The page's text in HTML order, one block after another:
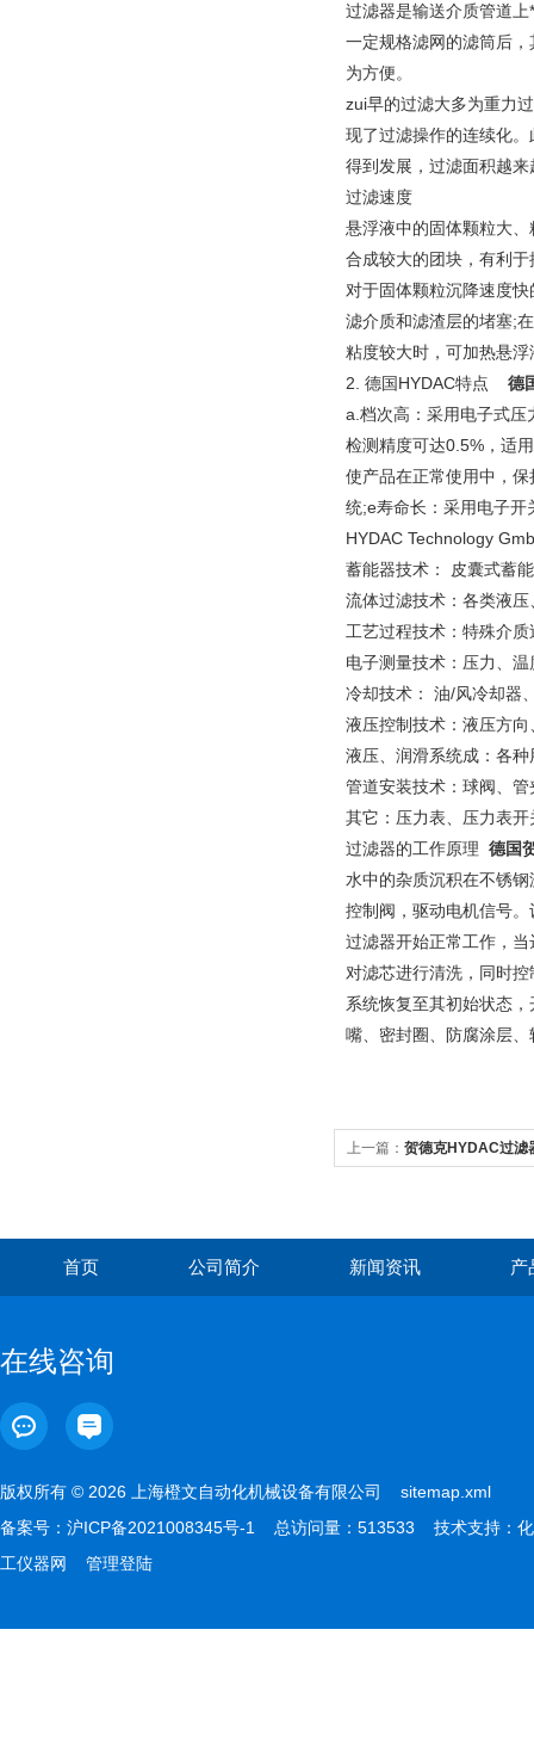
过滤器是输送介质管道
一定规格滤网的滤筒后
为方便。
zui早的过滤大多为重力
现了过滤操作的连续化
得到发展，过滤面积越
过滤速度
悬浮液中的固体颗粒大
合成较大的团块，有利
对于固体颗粒沉降速度
滤介质和滤渣层的堵塞;
粘度较大时，可加热悬
2. 德国HYDAC特点 德
a.档次高：采用电子式压
检测精度可达0.5%，适
使产品在正常使用中，
统;e寿命长：采用电子开
HYDAC Technology
蓄能器技术： 皮囊式蓄
流体过滤技术：各类液
工艺过程技术：特殊介
电子测量技术：压力、
冷却技术： 油/风冷却器
液压控制技术：液压方
液压、润滑系统成：各
管道安装技术：球阀、
其它：压力表、压力表
过滤器的工作原理 德国
水中的杂质沉积在不锈
控制阀，驱动电机信号
过滤器开始正常工作，
对滤芯进行清洗，同时
系统恢复至其初始状态
嘴、密封圈、防腐涂层
上一篇： 贺德克HYDAC过滤
首页 公司简介 新闻资讯 产
在线咨询
版权所有 © 2026 上海橙文自动化机械设备有限公司 sitemap.xml
备案号： 沪ICP备2021008345号-1 总访问量：513533 技术支持： 化
工仪器网
管理登陆